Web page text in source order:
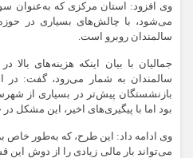
وی افزود: استان مرکزی که به‌عنوان
می‌شود، با چالش‌های بسیاری در
سالمندان روبرو است.
جمالیان با بیان اینکه هزینه‌های
سالمندان به شمار می‌رود، گفت: در
بازنشستگان پیش‌تر در بسیاری از
بود اما با پیگیری‌های اخیر، این
وی ادامه داد: این طرح، که به‌طور
می‌تواند بار مالی زیادی را از دوش این